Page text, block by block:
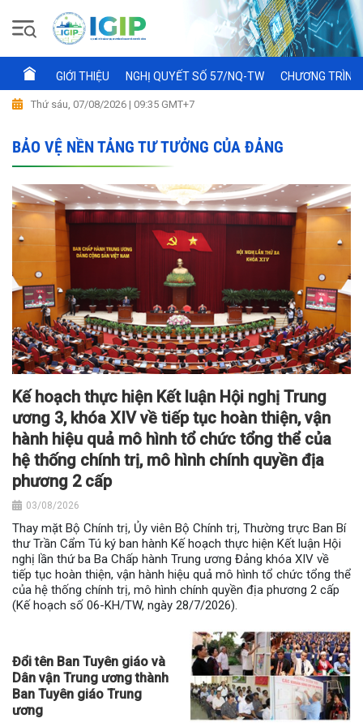
GIỚI THIỆU NGHỊ QUYẾT SỐ 57/NQ-TW CHƯƠNG
Thứ sáu, 07/08/2026 | 09:35 GMT+7
BẢO VỆ NỀN TẢNG TƯ TƯỞNG CỦA ĐẢNG
Kế hoạch thực hiện Kết luận Hội nghị Trung
ương 3, khóa XIV về tiếp tục hoàn thiện, vận
hành hiệu quả mô hình tổ chức tổng thể của
hệ thống chính trị, mô hình chính quyền địa
phương 2 cấp
03/08/2026
Thay mặt Bộ Chính trị, Ủy viên Bộ Chính trị, Thường trực Ban Bí
thư Trần Cẩm Tú ký ban hành Kế hoạch thực hiện Kết luận Hội
nghị lần thứ ba Ba Chấp hành Trung ương Đảng khóa XIV về
tiếp tục hoàn thiện, vận hành hiệu quả mô hình tổ chức tổng thể
của hệ thống chính trị, mô hình chính quyền địa phương 2 cấp
(Kế hoạch số 06-KH/TW, ngày 28/7/2026).
Đổi tên Ban Tuyên giáo và
Dân vận Trung ương thành
Ban Tuyên giáo Trung
ương